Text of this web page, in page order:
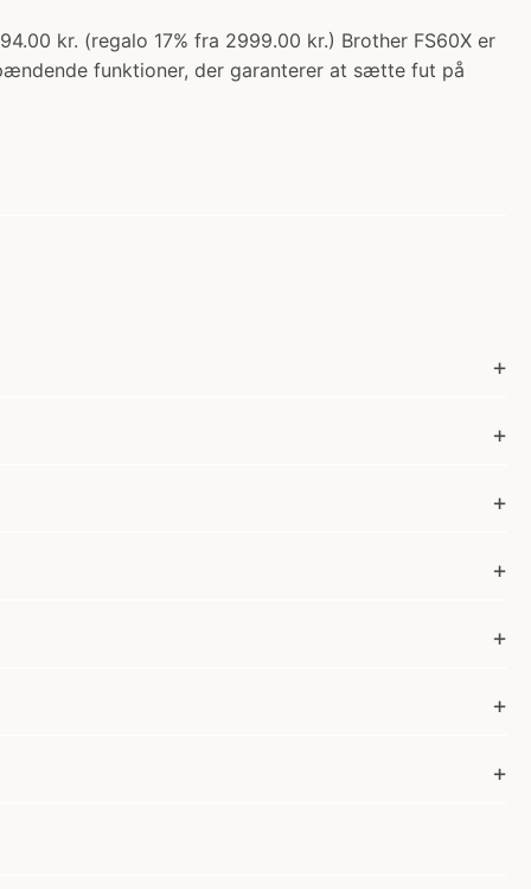
kr. (regalo 17% fra 2999.00 kr.) Brother FS60X er
funktioner, der garanterer at sætte fut på